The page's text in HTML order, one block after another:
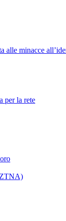
alle minacce
per la rete